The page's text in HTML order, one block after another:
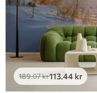
189.07kr113.44 kr